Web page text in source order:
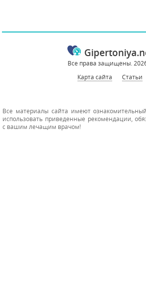
Все права защищены.
Карта сайта
Статьи
Все материалы сайта имеют
использовать приведенные рекомендации,
с вашим лечащим врачом!